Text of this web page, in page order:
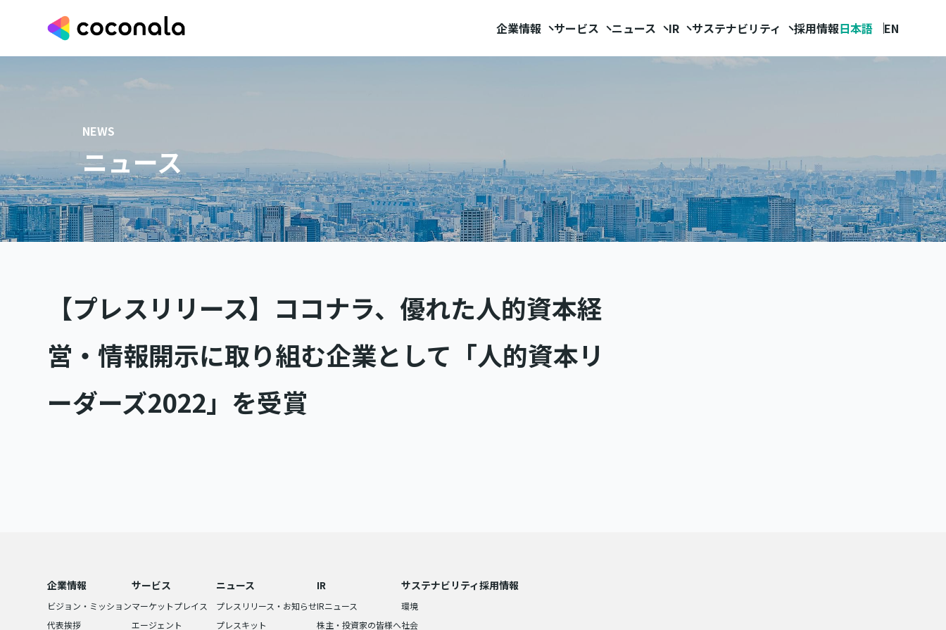
企業情報 サービス ニュース IR サステナビリティ 採用情報日本語 EN
NEWS
ニュース
【プレスリリース】ココナラ、優れた人的資本経
営・情報開示に取り組む企業として「人的資本リ
ーダーズ2022」を受賞
企業情報
ビジョン・ミッション
代表挨拶
サービス
マーケットプレイス
エージェント
ニュース
プレスリリース・お知らせ
プレスキット
IR
IRニュース
株主・投資家の皆様へ
サステナビリティ
環境
社会
採用情報